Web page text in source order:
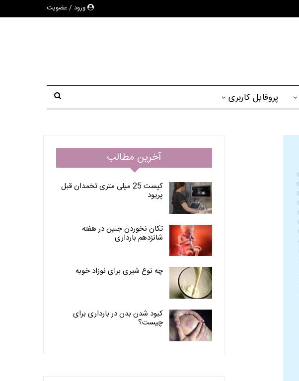
ورود / عضویت
پروفایل کاربری
آخرین مطالب
کیست 25 میلی متری تخمدان قبل
پریود
تکان نخوردن جنین در هفته
شانزدهم بارداری
چه نوع شیری برای نوزاد خوبه
کبود شدن بدن در بارداری برای
چیست؟